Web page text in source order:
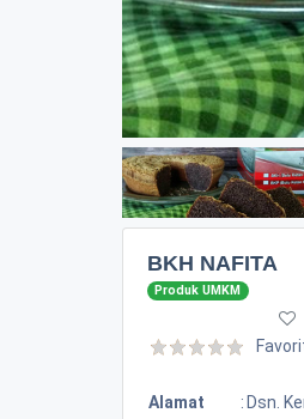
BKH NAFITA
Produk UMKM
Alamat : Dsn.